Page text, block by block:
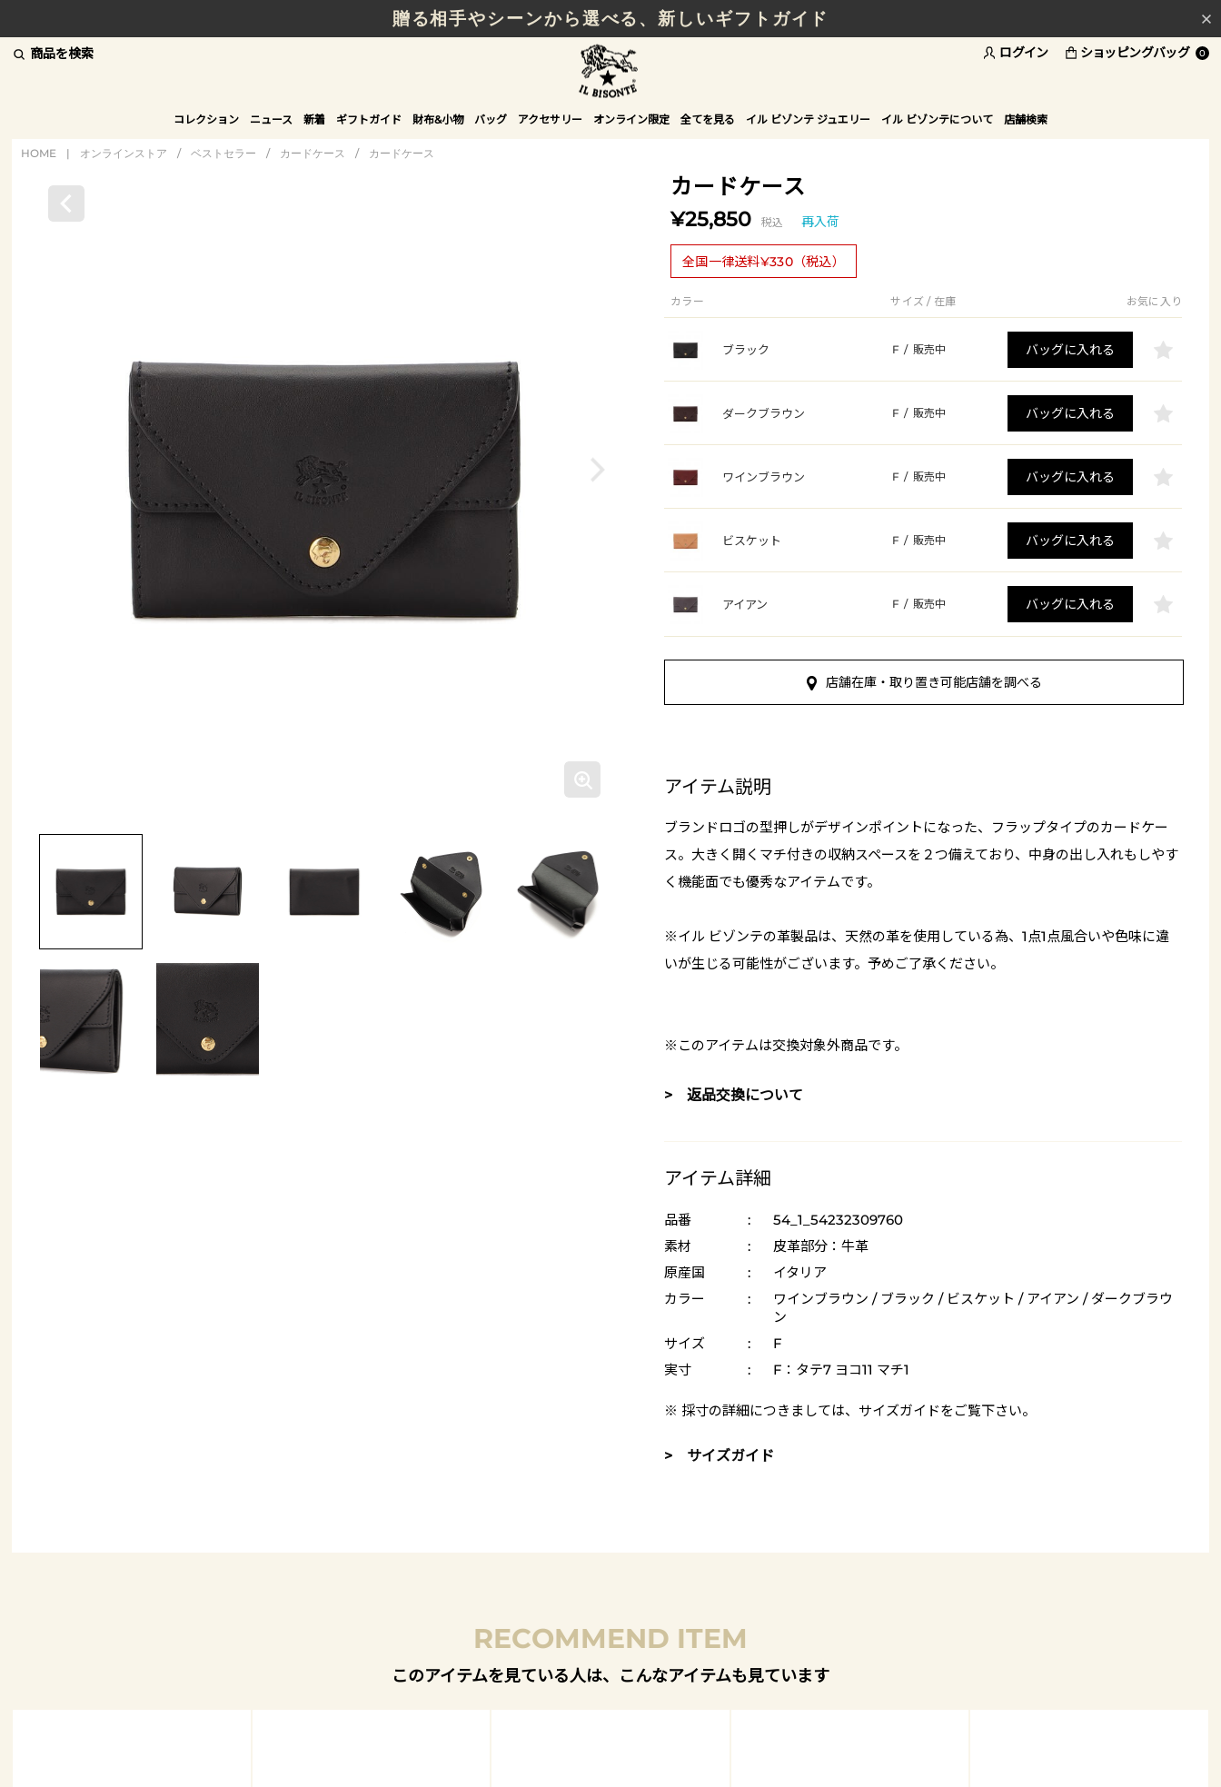
贈る相手やシーンから選べる、新しいギフトガイド
商品を検索 ログイン ショッピングバッグ 0
コレクション ニュース 新着 ギフトガイド 財布&小物 バッグ アクセサリー オンライン限定 全てを見る イル ビゾンテ ジュエリー イル ビゾンテについて 店舗検索
HOME | オンラインストア / ベストセラー / カードケース / カードケース
カードケース
¥25,850 税込 再入荷
全国一律送料¥330（税込）
カラー サイズ / 在庫 お気に入り
ブラック F / 販売中 バッグに入れる
ダークブラウン F / 販売中 バッグに入れる
ワインブラウン F / 販売中 バッグに入れる
ビスケット F / 販売中 バッグに入れる
アイアン F / 販売中 バッグに入れる
店舗在庫・取り置き可能店舗を調べる
アイテム説明
ブランドロゴの型押しがデザインポイントになった、フラップタイプのカードケー
ス。大きく開くマチ付きの収納スペースを２つ備えており、中身の出し入れもしやす
く機能面でも優秀なアイテムです。
※イル ビゾンテの革製品は、天然の革を使用している為、1点1点風合いや色味に違
いが生じる可能性がございます。予めご了承ください。
※このアイテムは交換対象外商品です。
> 返品交換について
アイテム詳細
品番 :
54_1_54232309760
素材
:
皮革部分：牛革
原産国
:
イタリア
カラー
:
ワインブラウン / ブラック / ビスケット / アイアン / ダークブラウ
ン
サイズ
:
F
実寸
: F：タテ7 ヨコ11 マチ1
※ 採寸の詳細につきましては、 サイズガイドをご覧下さい。
> サイズガイド
RECOMMEND ITEM
このアイテムを見ている人は、こんなアイテムも見ています